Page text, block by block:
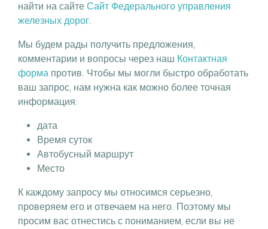
найти на сайте Сайт Федерального управления
железных дорог.
Мы будем рады получить предложения,
комментарии и вопросы через наш Контактная
форма против. Чтобы мы могли быстро обработать
ваш запрос, нам нужна как можно более точная
информация:
дата
Время суток
Автобусный маршрут
Место
К каждому запросу мы относимся серьезно,
проверяем его и отвечаем на него. Поэтому мы
просим вас отнестись с пониманием, если вы не